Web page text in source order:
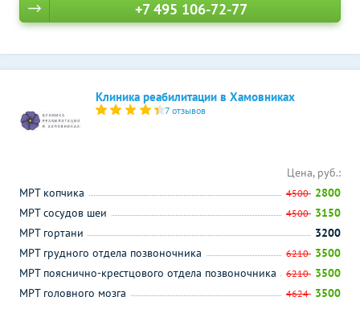
+7 495 106-72-77
Клиника реабилитации в Хамовниках
7 отзывов
Цена, руб.:
МРТ копчика
4500 2800
МРТ сосудов шеи
4500 3150
МРТ гортани
3200
МРТ грудного отдела позвоночника
6210 3500
МРТ пояснично-крестцового отдела позвоночника
6210 3500
МРТ головного мозга
4624 3500